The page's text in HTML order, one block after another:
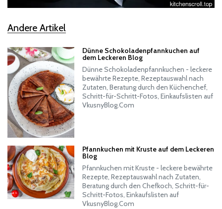
Andere Artikel
Dünne Schokoladenpfannkuchen auf
dem Leckeren Blog
Dünne Schokoladenpfannkuchen - leckere
bewährte Rezepte, Rezeptauswahl nach
Zutaten, Beratung durch den Küchenchef,
Schritt-für-Schritt-Fotos, Einkaufslisten auf
VkusnyBlog.Com
Pfannkuchen mit Kruste auf dem Leckeren
Blog
Pfannkuchen mit Kruste - leckere bewährte
Rezepte, Rezeptauswahl nach Zutaten,
Beratung durch den Chefkoch, Schritt-für-
Schritt-Fotos, Einkaufslisten auf
VkusnyBlog.Com